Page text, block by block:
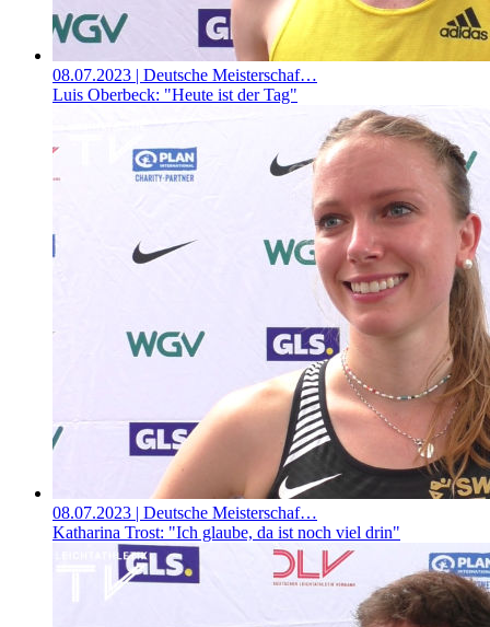
08.07.2023 | Deutsche Meisterschaf…
Luis Oberbeck: "Heute ist der Tag"
08.07.2023 | Deutsche Meisterschaf…
Katharina Trost: "Ich glaube, da ist noch viel drin"